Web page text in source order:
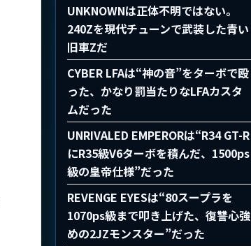
UNKNOWNは正体不明ではない。
240Zを現代チューンで武装した青い
旧車Zだ
CYBER LFAは“神の音”をターボで殴
った、かなり罰当たりなLFAカスタ
ムだった
UNRIVALED EMPERORは“R34 GT-R
にR35級V6ターボを積んだ、1500ps
級の皇帝仕様”だった
REVENGE EYESは“80スープラを
1070ps級まで叩き上げた、復讐心強
めの2JZモンスター”だった